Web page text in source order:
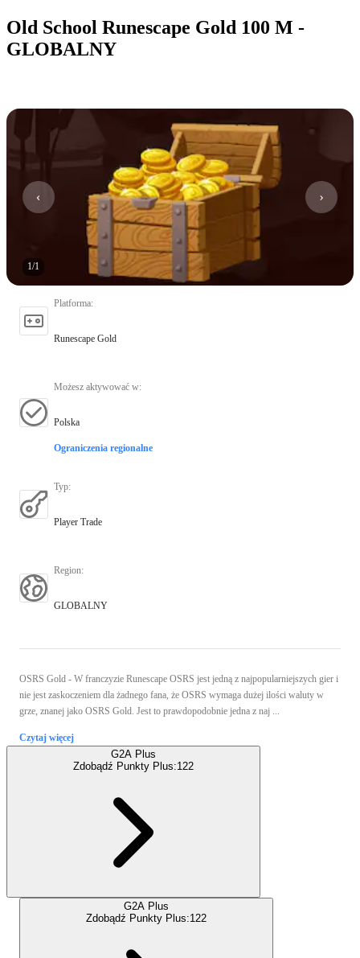
Old School Runescape Gold 100 M -
GLOBALNY
1/1
Platforma:
Runescape Gold
Możesz aktywować w:
Polska
Ograniczenia regionalne
Typ:
Player Trade
Region:
GLOBALNY
OSRS Gold - W franczyzie Runescape OSRS jest jedną z najpopularniejszych gier i
nie jest zaskoczeniem dla żadnego fana, że OSRS wymaga dużej ilości waluty w
grze, znanej jako OSRS Gold. Jest to prawdopodobnie jedna z naj ...
Czytaj więcej
G2A Plus
Zdobądź Punkty Plus:122
G2A Plus
Zdobądź Punkty Plus:122